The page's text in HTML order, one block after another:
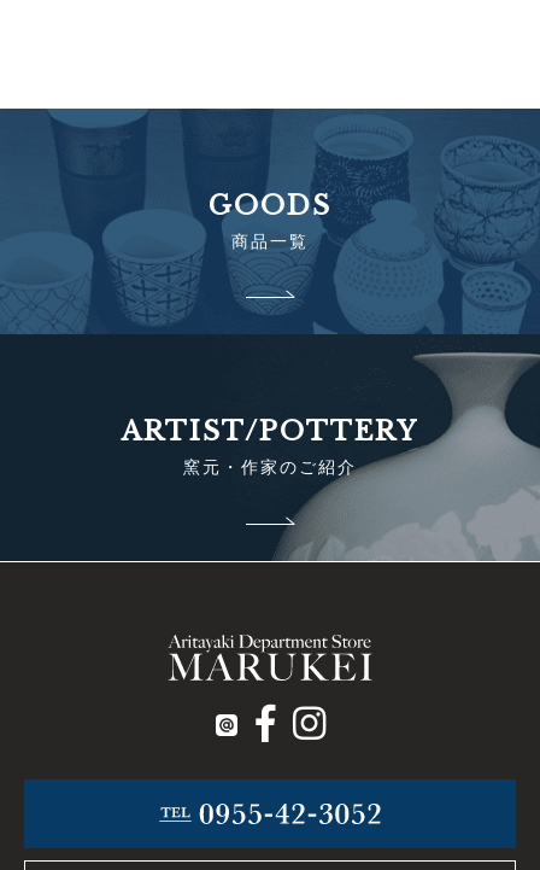
GOODS
商品一覧
ARTIST/POTTERY
窯元・作家のご紹介